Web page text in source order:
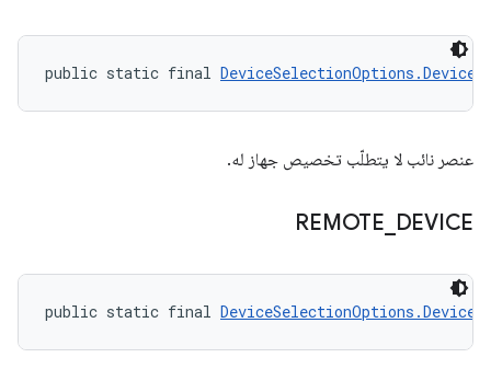
public static final
عنصر نائب لا يتطلّب تخصيص جهاز له.
REMOTE DEVICE
public static final